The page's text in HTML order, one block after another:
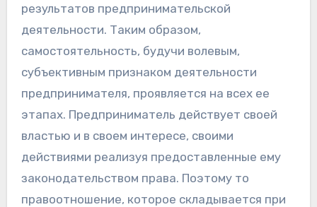
результатов предпринимательской
деятельности. Таким образом,
самостоятельность, будучи волевым,
субъективным признаком деятельности
предпринимателя, проявляется на всех ее
этапах. Предприниматель действует своей
властью и в своем интересе, своими
действиями реализуя предоставленные ему
законодательством права. Поэтому то
правоотношение, которое складывается при